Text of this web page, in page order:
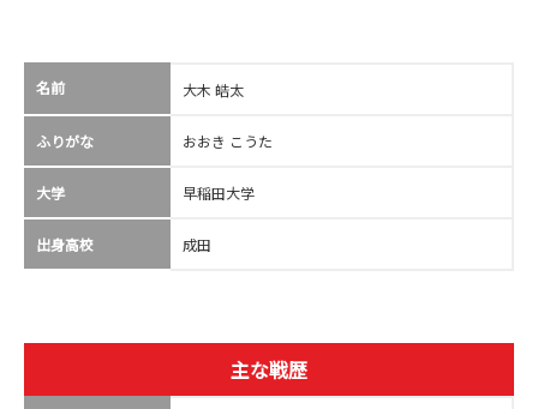
名前 大木 皓太
ふりがな おおき こうた
大学 早稲田大学
出身高校 成田
主な戦歴